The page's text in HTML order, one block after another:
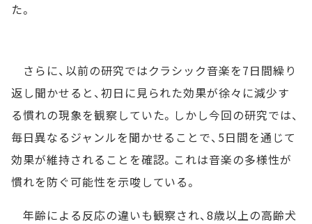
た。
さらに、以前の研究ではクラシック音楽を7日間繰り
返し聞かせると、初日に見られた効果が徐々に減少す
る慣れの現象を観察していた。しかし今回の研究では、
毎日異なるジャンルを聞かせることで、5日間を通じて
効果が維持されることを確認。これは音楽の多様性が
慣れを防ぐ可能性を示唆している。
年齢による反応の違いも観察され、8歳以上の高齢犬